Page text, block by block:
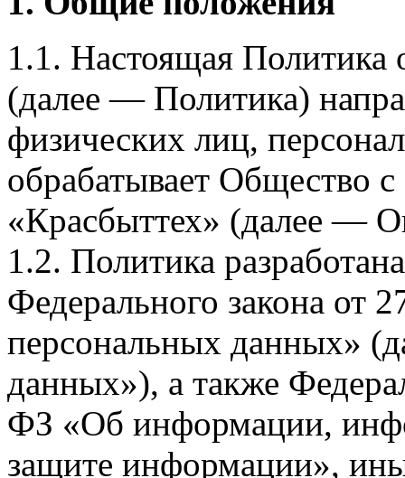
1.1. Настоящая Политика
(далее — Политика)
физических лиц,
обрабатывает Общество
«Красбыттех» (далее —
1.2. Политика
Федерального закона
персональных данных»
данных»), а также
ФЗ «Об информации,
защите информации»,